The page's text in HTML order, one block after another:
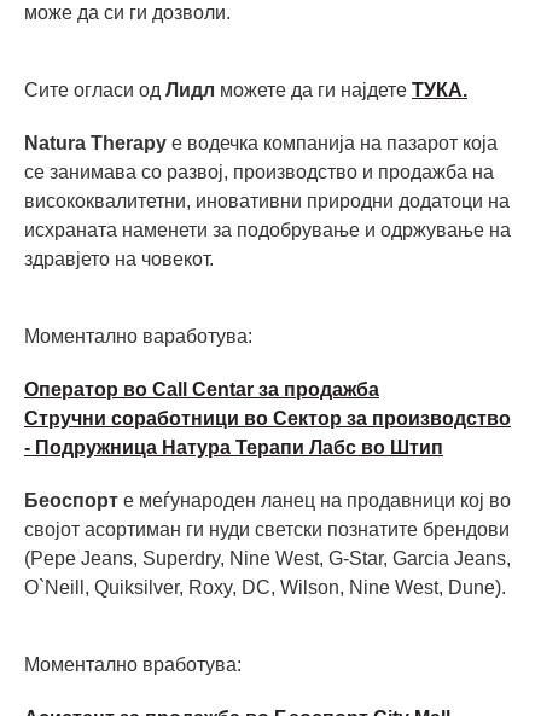
може да си ги дозволи.
Сите огласи од Лидл можете да ги најдете ТУКА.
Natura Therapy е водечка компанија на пазарот која
се занимава со развој, производство и продажба на
висококвалитетни, иновативни природни додатоци на
исхраната наменети за подобрување и одржување на
здравјето на човекот.
Моментално ваработува:
Оператор во Call Centar за продажба
Стручни соработници во Сектор за производство
- Подружница Натура Терапи Лабс во Штип
Беоспорт е меѓународен ланец на продавници кој во
својот асортиман ги нуди светски познатите брендови
(Pepe Jeans, Superdry, Nine West, G-Star, Garcia Jeans,
O`Neill, Quiksilver, Roxy, DC, Wilson, Nine West, Dune).
Моментално вработува: